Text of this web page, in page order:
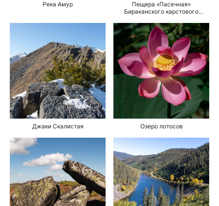
Река Амур
Пещера «Пасечная»
Бираканского карстового
Джаки Скалистая Озеро лотосов